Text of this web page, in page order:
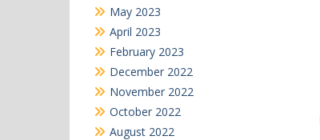
May 2023
April 2023
February 2023
December 2022
November 2022
October 2022
August 2022